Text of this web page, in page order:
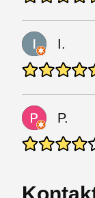
I.
P.